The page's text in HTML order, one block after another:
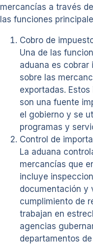
mercancías a través
las funciones
Cobro de
Una de las
aduana es cobrar
sobre las
exportadas.
son una fuente
el gobierno y se
programas y
Control de
La aduana
mercancías que
incluye
documentación y
cumplimiento de
trabajan en
agencias
departamentos